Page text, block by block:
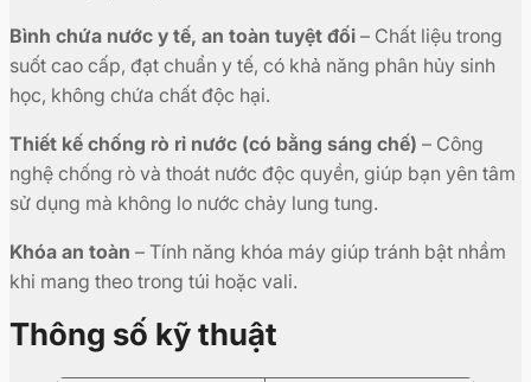
Bình chứa nước y tế, an toàn tuyệt đối – Chất liệu trong
suốt cao cấp, đạt chuẩn y tế, có khả năng phân hủy sinh
học, không chứa chất độc hại.
Thiết kế chống rò rỉ nước (có bằng sáng chế) – Công
nghệ chống rò và thoát nước độc quyền, giúp bạn yên tâm
sử dụng mà không lo nước chảy lung tung.
Khóa an toàn – Tính năng khóa máy giúp tránh bật nhầm
khi mang theo trong túi hoặc vali.
Thông số kỹ thuật